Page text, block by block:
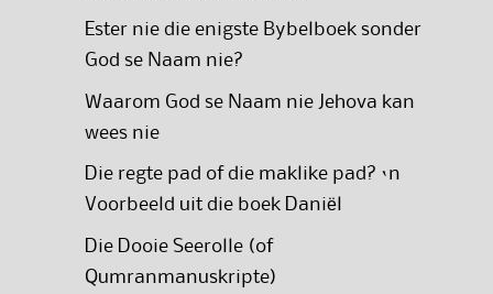
Ester nie die enigste Bybelboek sonder
God se Naam nie?
Waarom God se Naam nie Jehova kan
wees nie
Die regte pad of die maklike pad? ‘n
Voorbeeld uit die boek Daniël
Die Dooie Seerolle (of
Qumranmanuskripte)